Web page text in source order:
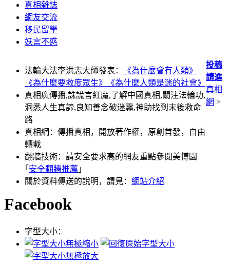
真相雜誌
網友交流
移民留學
妖言不惑
法輪大法李洪志大師發表：
《為什麼會有人類》
《為什麼要救度眾生》
《為什麼人類是迷的社會》
真相廣傳播,誅謊言紅魔,了解中國真相,關注法輪功,
洞悉人生真諦,良知善念破迷霧,神助找到末後救命
路
真相網：傳播真相，開放著作權，原創首發，自由
轉載
翻牆技術：請安全要求高的網友重點參閱美博園
｢ 安全翻牆推薦 ｣
關於資料傳送的說明，請見： 網站介紹
投稿
請進
真相
網 >
Facebook
字型大小：